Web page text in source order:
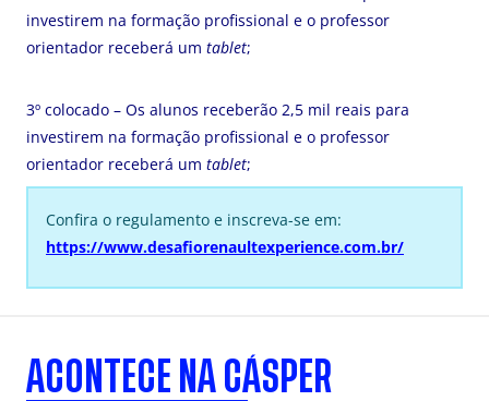
investirem na formação profissional e o professor
orientador receberá um tablet;
3º colocado – Os alunos receberão 2,5 mil reais para
investirem na formação profissional e o professor
orientador receberá um tablet;
Confira o regulamento e inscreva-se em:
https://www.desafiorenaultexperience.com.br/
ACONTECE NA CÁSPER